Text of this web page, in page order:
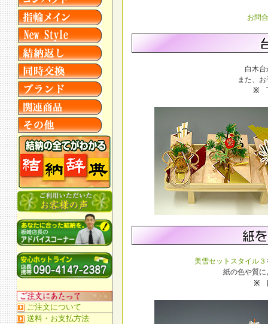
お問
白木
また、
※
美雪セットスタイル３
紙の色や質
※